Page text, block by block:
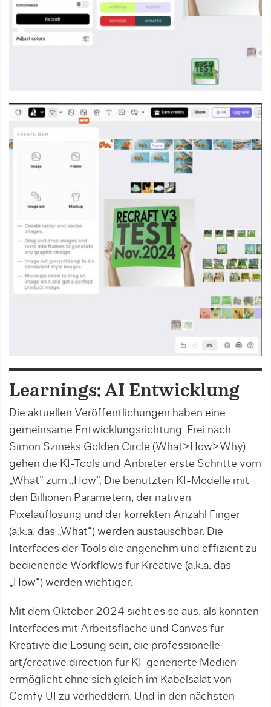
Learnings: AI Entwicklung
Die aktuellen Veröffentlichungen haben eine
gemeinsame Entwicklungsrichtung: Frei nach
Simon Szineks Golden Circle (What>How>Why)
gehen die KI-Tools und Anbieter erste Schritte vom
„What“ zum „How“. Die benutzten KI-Modelle mit
den Billionen Parametern, der nativen
Pixelauflösung und der korrekten Anzahl Finger
(a.k.a. das „What“) werden austauschbar. Die
Interfaces der Tools die angenehm und effizient zu
bedienende Workflows für Kreative (a.k.a. das
„How“) werden wichtiger.
Mit dem Oktober 2024 sieht es so aus, als könnten
Interfaces mit Arbeitsfläche und Canvas für
Kreative die Lösung sein, die professionelle
art/creative direction für KI-generierte Medien
ermöglicht ohne sich gleich im Kabelsalat von
Comfy UI zu verheddern. Und in den nächsten